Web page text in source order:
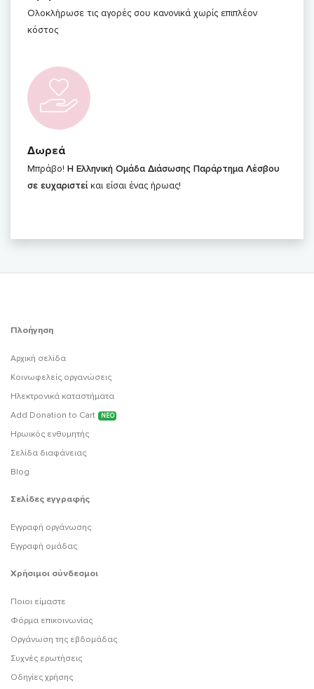
Ολοκλήρωσε τις αγορές σου κανονικά χωρίς επιπλέον
κόστος
Δωρεά
Μπράβο! Η Ελληνική Ομάδα Διάσωσης Παράρτημα Λέσβου
σε ευχαριστεί και είσαι ένας ήρωας!
Πλοήγηση
Αρχική σελίδα
Κοινωφελείς οργανώσεις
Ηλεκτρονικά καταστήματα
Add Donation to Cart
ΝΕΟ
Ηρωικός ενθυμητής
Σελίδα διαφάνειας
Blog
Σελίδες εγγραφής
Εγγραφή οργάνωσης
Εγγραφή ομάδας
Χρήσιμοι σύνδεσμοι
Ποιοι είμαστε
Φόρμα επικοινωνίας
Οργάνωση της εβδομάδας
Συχνές ερωτήσεις
Οδηγίες χρήσης